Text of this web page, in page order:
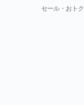
セール・おトク